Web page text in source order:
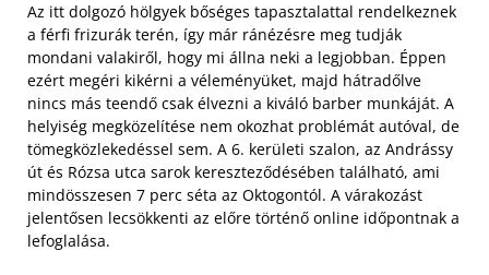
Az itt dolgozó hölgyek bőséges tapasztalattal rendelkeznek
a férfi frizurák terén, így már ránézésre meg tudják
mondani valakiről, hogy mi állna neki a legjobban. Éppen
ezért megéri kikérni a véleményüket, majd hátradőlve
nincs más teendő csak élvezni a kiváló barber munkáját. A
helyiség megközelítése nem okozhat problémát autóval, de
tömegközlekedéssel sem. A 6. kerületi szalon, az Andrássy
út és Rózsa utca sarok kereszteződésében található, ami
mindösszesen 7 perc séta az Oktogontól. A várakozást
jelentősen lecsökkenti az előre történő online időpontnak a
lefoglalása.